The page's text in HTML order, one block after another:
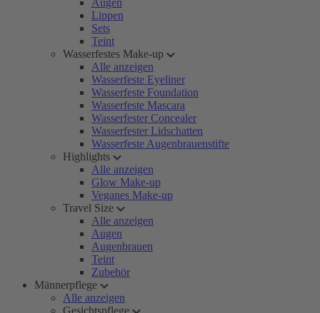
Augen
Lippen
Sets
Teint
Wasserfestes Make-up
Alle anzeigen
Wasserfeste Eyeliner
Wasserfeste Foundation
Wasserfeste Mascara
Wasserfester Concealer
Wasserfester Lidschatten
Wasserfeste Augenbrauenstifte
Highlights
Alle anzeigen
Glow Make-up
Veganes Make-up
Travel Size
Alle anzeigen
Augen
Augenbrauen
Teint
Zubehör
Männerpflege
Alle anzeigen
Gesichtspflege